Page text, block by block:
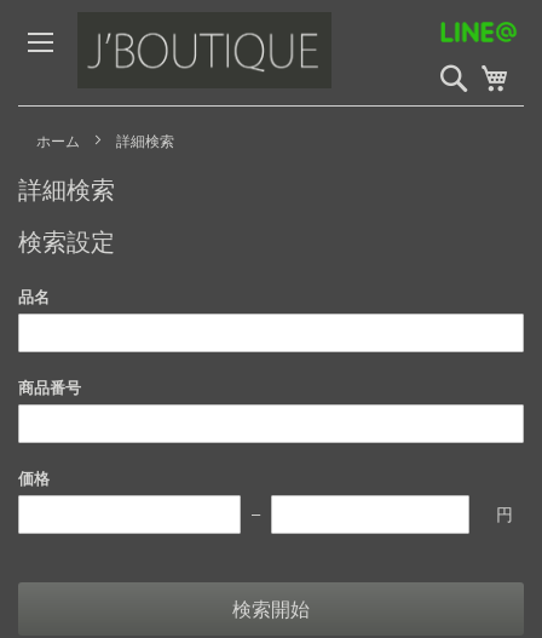
to
Content
検
索
開
ホーム 詳細検索
詳細検索
検索設定
品名
商品番号
価格
円
検索開始